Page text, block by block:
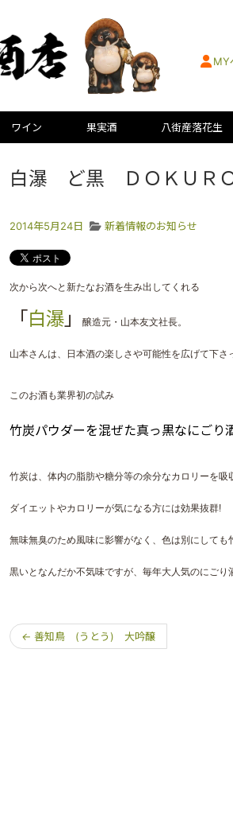
MY
ワイン 果実酒 八街産落花生
白瀑 ど黒 ＤＯＫＵＲ
2014年5月24日 新着情報のお知らせ
次から次へと新たなお酒を生み出してくれる
「白瀑 」 醸造元・山本友文社長。
山本さんは、 日本酒の楽しさや可能性を広げて下さ
このお酒も業界初の試み
竹炭パウダーを混ぜた真っ黒なにごり
竹炭は、体内の脂肪や糖分等の余分なカロリーを吸
ダイエットやカロリーが気になる方には効果抜群!
無味無臭のため風味に影響がなく、色は別にしても
黒いとなんだか不気味ですが、毎年大人気のにごり
← 善知鳥 (うとう) 大吟醸